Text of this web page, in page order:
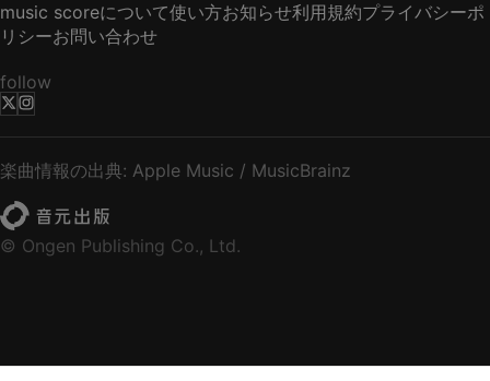
music scoreについて使い方お知らせ利用規約プライバシーポ
リシーお問い合わせ
follow
楽曲情報の出典: Apple Music / MusicBrainz
© Ongen Publishing Co., Ltd.